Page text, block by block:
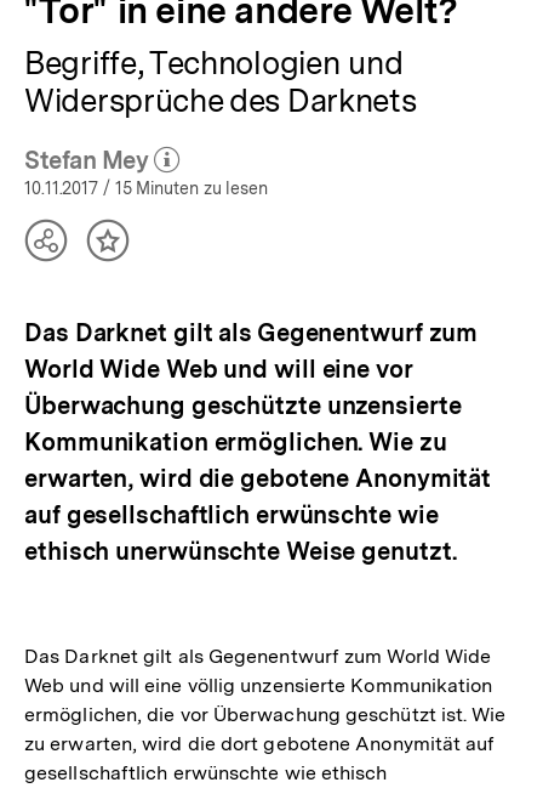
"Tor" in eine andere Welt?
Begriffe, Technologien und
Widersprüche des Darknets
Stefan Mey
(Mehr zum Autor)
öffnen
10.11.2017 / 15 Minuten zu lesen
TeilenInhalt
Das Darknet gilt als Gegenentwurf zum
World Wide Web und will eine vor
Überwachung geschützte unzensierte
Kommunikation ermöglichen. Wie zu
erwarten, wird die gebotene Anonymität
auf gesellschaftlich erwünschte wie
ethisch unerwünschte Weise genutzt.
Das Darknet gilt als Gegenentwurf zum World Wide
Web und will eine völlig unzensierte Kommunikation
ermöglichen, die vor Überwachung geschützt ist. Wie
zu erwarten, wird die dort gebotene Anonymität auf
gesellschaftlich erwünschte wie ethisch